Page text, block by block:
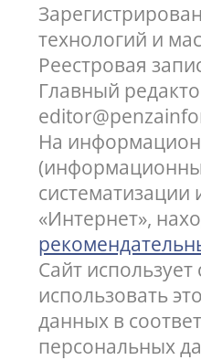
технологий и
Реестровая
Главный
На
систематизации
«Интернет»,
Сайт
использовать
данных в
персональных